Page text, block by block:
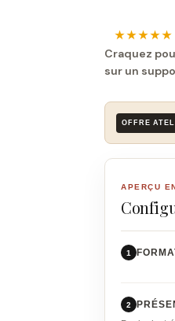
★★★★★
Craquez
sur un
OFFRE
APERÇU
1
2